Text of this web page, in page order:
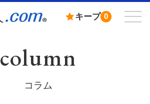
キープ 0
column
コラム